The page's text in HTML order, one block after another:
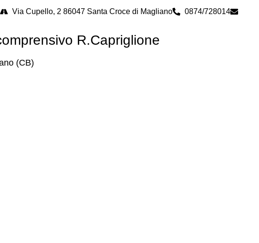
Via Cupello, 2 86047 Santa Croce di Magliano 0874/728014
R.Capriglione
(CB)